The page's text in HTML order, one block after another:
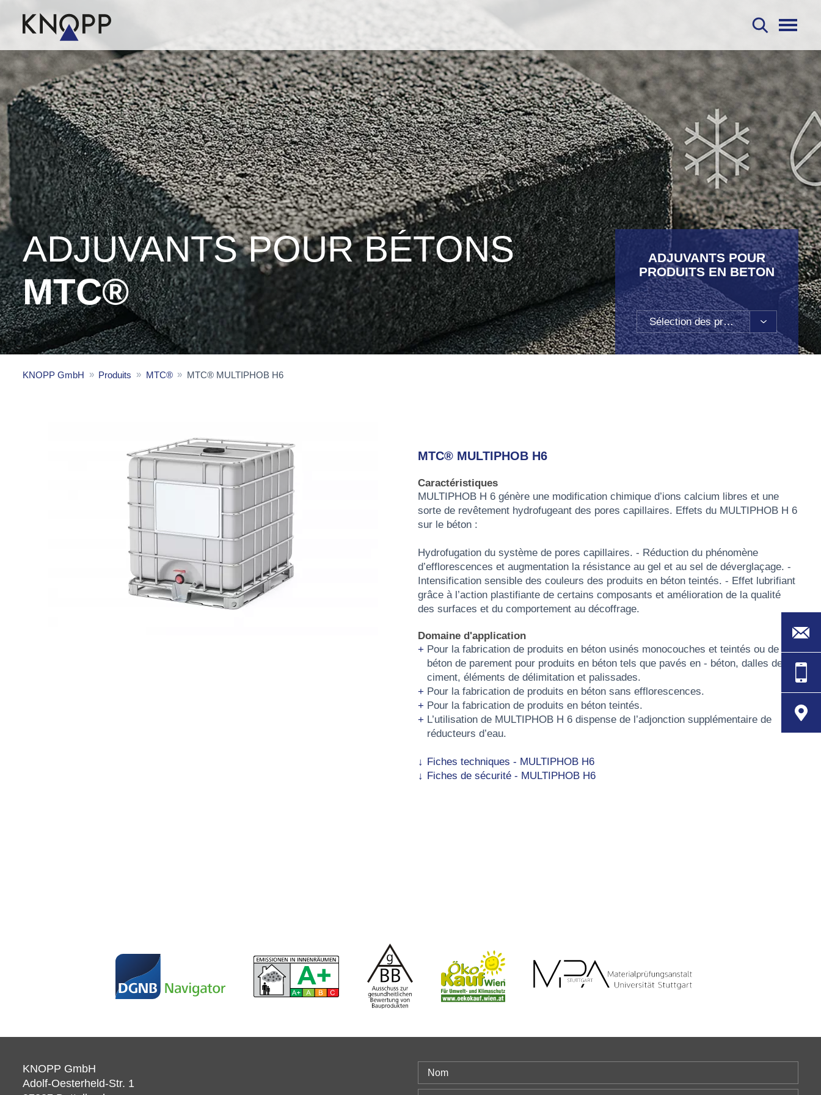
ADJUVANTS POUR BÉTONS
MTC®
ADJUVANTS POUR
PRODUITS EN BETON
Sélection des produits
KNOPP GmbH Produits MTC® MTC® MULTIPHOB H6
MTC® MULTIPHOB H6
Caractéristiques
MULTIPHOB H 6 génère une modification chimique d’ions calcium libres et une
sorte de revêtement hydrofugeant des pores capillaires. Effets du MULTIPHOB H 6
sur le béton :
Hydrofugation du système de pores capillaires. - Réduction du phénomène
d’efflorescences et augmentation la résistance au gel et au sel de déverglaçage. -
Intensification sensible des couleurs des produits en béton teintés. - Effet lubrifiant
grâce à l’action plastifiante de certains composants et amélioration de la qualité
des surfaces et du comportement au décoffrage.
Domaine d'application
Pour la fabrication de produits en béton usinés monocouches et teintés ou de
béton de parement pour produits en béton tels que pavés en - béton, dalles de
ciment, éléments de délimitation et palissades.
Pour la fabrication de produits en béton sans efflorescences.
Pour la fabrication de produits en béton teintés.
L’utilisation de MULTIPHOB H 6 dispense de l’adjonction supplémentaire de
réducteurs d’eau.
Fiches techniques - MULTIPHOB H6
Fiches de sécurité - MULTIPHOB H6
KNOPP GmbH
Adolf-Oesterheld-Str. 1